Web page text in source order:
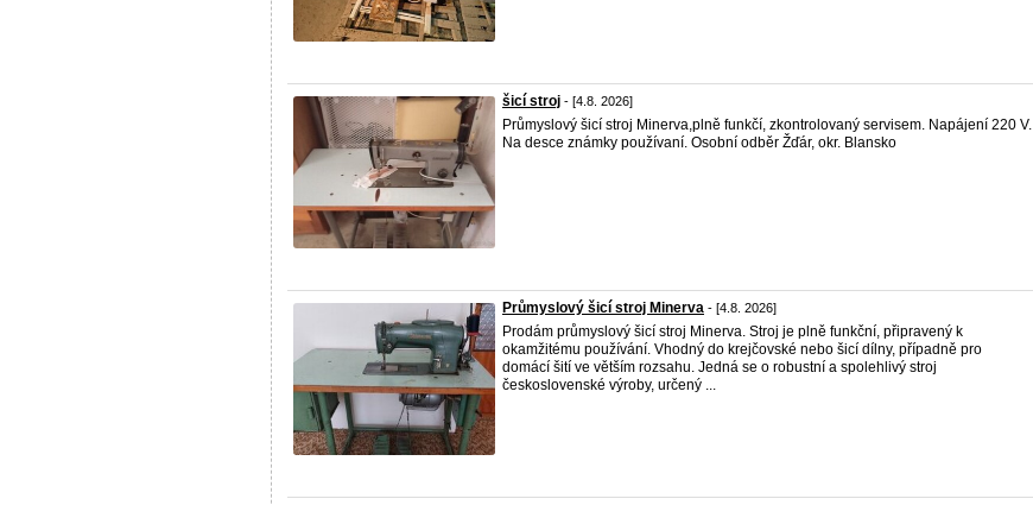
šicí stroj - [4.8. 2026]
Průmyslový šicí stroj Minerva,plně funkčí, zkontrolovaný servisem. Napájení 220 V.
Na desce známky používaní. Osobní odběr Žďár, okr. Blansko
Průmyslový šicí stroj Minerva - [4.8. 2026]
Prodám průmyslový šicí stroj Minerva. Stroj je plně funkční, připravený k
okamžitému používání. Vhodný do krejčovské nebo šicí dílny, případně pro
domácí šití ve větším rozsahu. Jedná se o robustní a spolehlivý stroj
československé výroby, určený ...